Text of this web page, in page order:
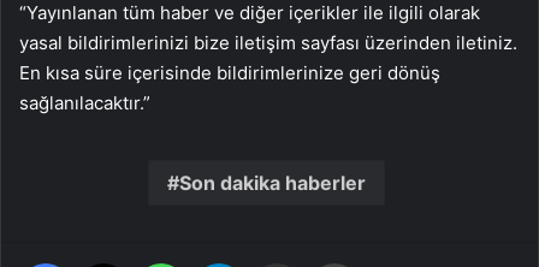
“Yayınlanan tüm haber ve diğer içerikler ile ilgili olarak
yasal bildirimlerinizi bize iletişim sayfası üzerinden iletiniz.
En kısa süre içerisinde bildirimlerinize geri dönüş
sağlanılacaktır.”
Son dakika haberler
Facebook WhatsApp Email'den paylaş